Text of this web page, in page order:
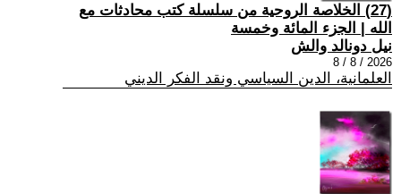
(27) الخلاصة الروحية من سلسلة كتب محادثات مع
الله | الجزء المائة وخمسة
نيل دونالد والش
2026 / 8 / 8
العلمانية، الدين السياسي ونقد الفكر الديني